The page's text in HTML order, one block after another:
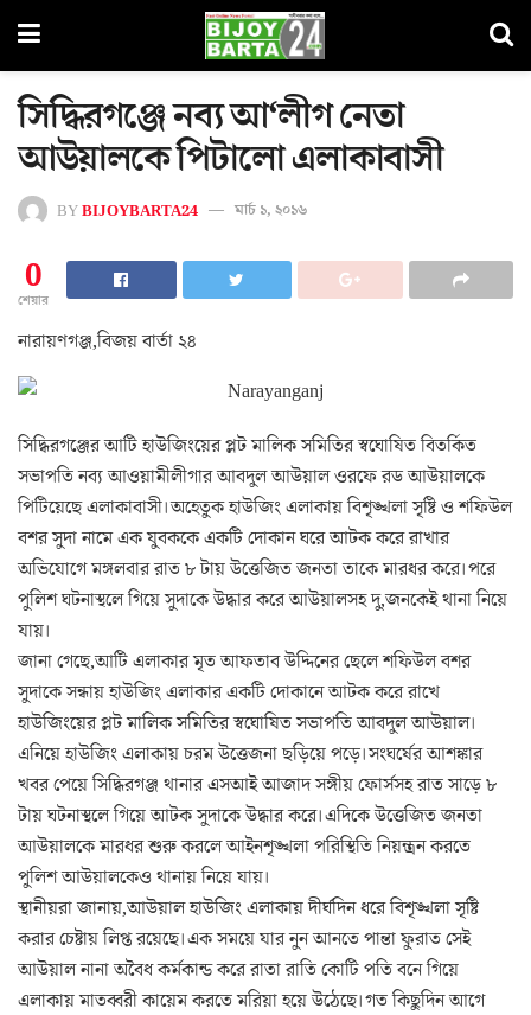
সিদ্ধিরগঞ্জে নব্য আ‘লীগ নেতা
আউয়ালকে পিটালো এলাকাবাসী
BYBIJOYBARTA24 মার্চ ১, ২০১৬
0
শেয়ার
নারায়ণগঞ্জ,বিজয় বার্তা ২৪
সিদ্ধিরগঞ্জের আটি হাউজিংয়ের প্লট মালিক সমিতির স্বঘোষিত বিতর্কিত
সভাপতি নব্য আওয়ামীলীগার আবদুল আউয়াল ওরফে রড আউয়ালকে
পিটিয়েছে এলাকাবাসী।অহেতুক হাউজিং এলাকায় বিশৃঙ্খলা সৃষ্টি ও শফিউল
বশর সুদা নামে এক যুবককে একটি দোকান ঘরে আটক করে রাখার
অভিযোগে মঙ্গলবার রাত ৮ টায় উত্তেজিত জনতা তাকে মারধর করে।পরে
পুলিশ ঘটনাস্থলে গিয়ে সুদাকে উদ্ধার করে আউয়ালসহ দু,জনকেই থানা নিয়ে
যায়।
জানা গেছে,আটি এলাকার মৃত আফতাব উদ্দিনের ছেলে শফিউল বশর
সুদাকে সন্ধায় হাউজিং এলাকার একটি দোকানে আটক করে রাখে
হাউজিংয়ের প্লট মালিক সমিতির স্বঘোষিত সভাপতি আবদুল আউয়াল।
এনিয়ে হাউজিং এলাকায় চরম উত্তেজনা ছড়িয়ে পড়ে।সংঘর্ষের আশঙ্কার
খবর পেয়ে সিদ্ধিরগঞ্জ থানার এসআই আজাদ সঙ্গীয় ফোর্সসহ রাত সাড়ে ৮
টায় ঘটনাস্থলে গিয়ে আটক সুদাকে উদ্ধার করে।এদিকে উত্তেজিত জনতা
আউয়ালকে মারধর শুরু করলে আইনশৃঙ্খলা পরিস্থিতি নিয়ন্ত্রন করতে
পুলিশ আউয়ালকেও থানায় নিয়ে যায়।
স্থানীয়রা জানায়,আউয়াল হাউজিং এলাকায় দীর্ঘদিন ধরে বিশৃঙ্খলা সৃষ্টি
করার চেষ্টায় লিপ্ত রয়েছে।এক সময়ে যার নুন আনতে পান্তা ফুরাত সেই
আউয়াল নানা অবৈধ কর্মকান্ড করে রাতা রাতি কোটি পতি বনে গিয়ে
এলাকায় মাতব্বরী কায়েম করতে মরিয়া হয়ে উঠেছে।গত কিছুদিন আগে